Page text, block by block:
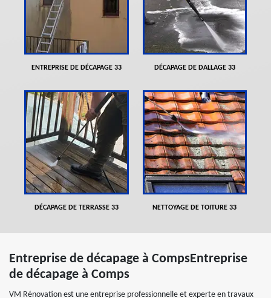
ENTREPRISE DE DÉCAPAGE 33 DÉCAPAGE DE DALLAGE 33
DÉCAPAGE DE TERRASSE 33 NETTOYAGE DE TOITURE 33
Entreprise de décapage à CompsEntreprise
de décapage à Comps
VM Rénovation est une entreprise professionnelle et experte en travaux